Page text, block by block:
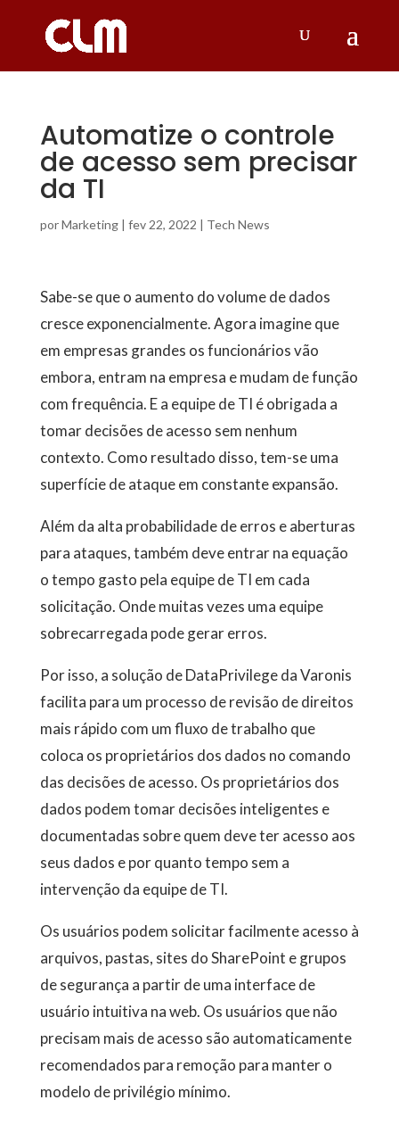
Automatize o controle
de acesso sem precisar
da TI
porMarketing| fev 22, 2022 | Tech News
Sabe-se que o aumento do volume de dados
cresce exponencialmente. Agora imagine que
em empresas grandes os funcionários vão
embora, entram na empresa e mudam de função
com frequência. E a equipe de TI é obrigada a
tomar decisões de acesso sem nenhum
contexto. Como resultado disso, tem-se uma
superfície de ataque em constante expansão.
Além da alta probabilidade de erros e aberturas
para ataques, também deve entrar na equação
o tempo gasto pela equipe de TI em cada
solicitação. Onde muitas vezes uma equipe
sobrecarregada pode gerar erros.
Por isso, a solução de DataPrivilege da Varonis
facilita para um processo de revisão de direitos
mais rápido com um fluxo de trabalho que
coloca os proprietários dos dados no comando
das decisões de acesso. Os proprietários dos
dados podem tomar decisões inteligentes e
documentadas sobre quem deve ter acesso aos
seus dados e por quanto tempo sem a
intervenção da equipe de TI.
Os usuários podem solicitar facilmente acesso à
arquivos, pastas, sites do SharePoint e grupos
de segurança a partir de uma interface de
usuário intuitiva na web. Os usuários que não
precisam mais de acesso são automaticamente
recomendados para remoção para manter o
modelo de privilégio mínimo.